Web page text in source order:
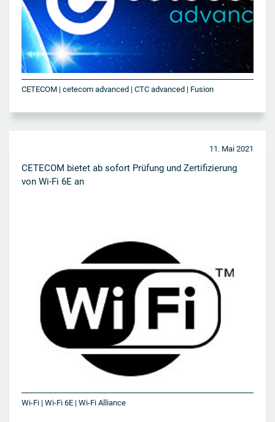
CETECOM | cetecom advanced | CTC advanced | Fusion
11. Mai 2021
CETECOM bietet ab sofort Prüfung und Zertifizierung
von Wi-Fi 6E an
Wi-Fi | Wi-Fi 6E | Wi-Fi Alliance